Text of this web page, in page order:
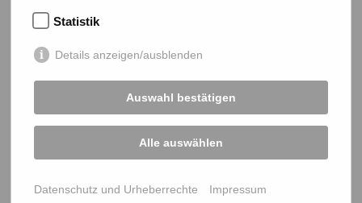
NETZ Partnerschaft für Entwicklung und Gerechtigkeit e.V.
35390 Gießen
Statistik
Details anzeigen/ausblenden
Auswahl bestätigen
Alle auswählen
Datenschutz und Urheberrechte Impressum